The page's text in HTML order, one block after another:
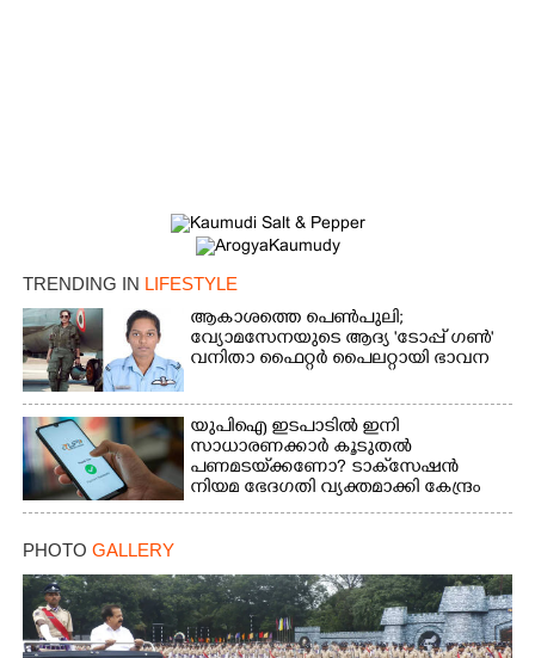
TRENDING IN LIFESTYLE
ആകാശത്തെ പെൺപുലി;
വ്യോമസേനയുടെ ആദ്യ 'ടോപ്പ് ഗൺ'
വനിതാ ഫൈറ്റർ പൈലറ്റായി ഭാവന
യുപിഐ ഇടപാടിൽ ഇനി
സാധാരണക്കാർ കൂടുതൽ
പണമടയ്‌ക്കണോ?​ ടാക്‌സേഷൻ
നിയമ ഭേദഗതി വ്യക്തമാക്കി കേന്ദ്രം
PHOTO GALLERY